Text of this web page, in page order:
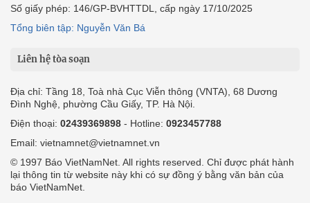
Số giấy phép: 146/GP-BVHTTDL, cấp ngày 17/10/2025
Tổng biên tập: Nguyễn Văn Bá
Liên hệ tòa soạn
Địa chỉ: Tầng 18, Toà nhà Cục Viễn thông (VNTA), 68 Dương
Đình Nghệ, phường Cầu Giấy, TP. Hà Nội.
Điện thoại: 02439369898 - Hotline: 0923457788
Email: vietnamnet@vietnamnet.vn
© 1997 Báo VietNamNet. All rights reserved. Chỉ được phát hành
lại thông tin từ website này khi có sự đồng ý bằng văn bản của
báo VietNamNet.